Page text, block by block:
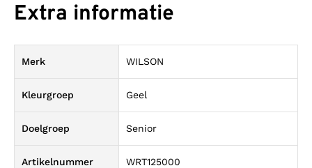
Extra informatie
Merk WILSON
Kleurgroep Geel
Doelgroep Senior
Artikelnummer WRT125000